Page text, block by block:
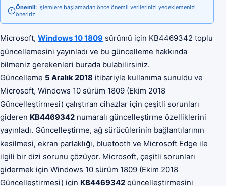
Önemli: İşlemlere başlamadan önce önemli verilerinizi yedeklemenizi
öneririz.
Microsoft, Windows 10 1809 sürümü için KB4469342 toplu
güncellemesini yayınladı ve bu güncelleme hakkında
bilmeniz gerekenleri burada bulabilirsiniz.
Güncelleme 5 Aralık 2018 itibariyle kullanıma sunuldu ve
Microsoft, Windows 10 sürüm 1809 (Ekim 2018
Güncelleştirmesi) çalıştıran cihazlar için çeşitli sorunları
gideren KB4469342 numaralı güncelleştirme özelliklerini
yayınladı. Güncelleştirme, ağ sürücülerinin bağlantılarının
kesilmesi, ekran parlaklığı, bluetooth ve Microsoft Edge ile
ilgili bir dizi sorunu çözüyor. Microsoft, çeşitli sorunları
gidermek için Windows 10 sürüm 1809 (Ekim 2018
Güncelleştirmesi) için KB4469342 güncelleştirmesini